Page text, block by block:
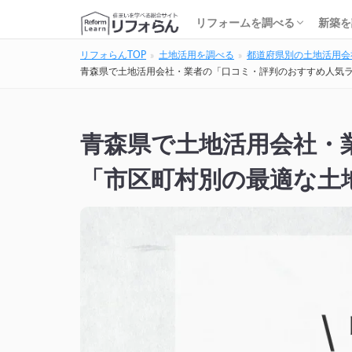
リフォームを調べる
基礎知識・費用を調べる
リフォーム会社を調べる
リフォームローンを調べる
保険・補助金を調べる
新築
基礎
建築
家の
土地
住宅
リフォらんTOP 土地活用を調べる
都道府県別の土地活用
青森県で土地活用会社・業者の「口コミ・評判のおすすめ人気
青森県で土地活用会社
「市区町村別の最適な
基礎知識・費用を調べる
リフォーム会社を調べる
リフォームローンを調べる
保険・補助金を調べる 基礎
建築
家の
土地
住宅